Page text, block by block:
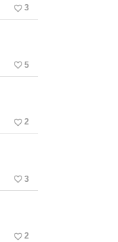
favorite_border 3
favorite_border 5
favorite_border 2
favorite_border 3
favorite_border 2